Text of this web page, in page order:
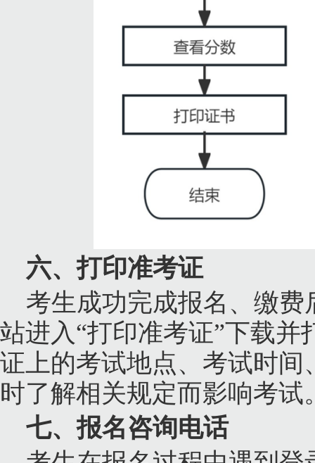
六、打印准考证
考生成功完成报名、缴
站进入“打印准考证”下载
证上的考试地点、考试时
时了解相关规定而影响考试
七、报名咨询电话